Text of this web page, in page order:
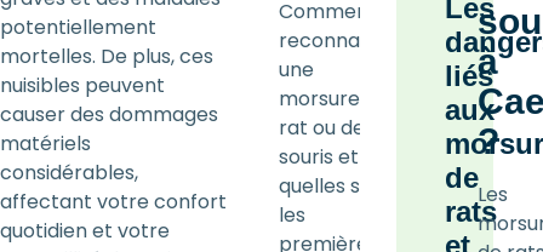
potentiellement
mortelles. De plus, ces
nuisibles peuvent
causer des dommages
matériels
considérables,
affectant votre confort
quotidien et votre
Comment
reconnaître
une
morsure de
rat ou de
souris et
quelles sont
les
premières
Les
liés
aux
de
rats
et
à
?
Les